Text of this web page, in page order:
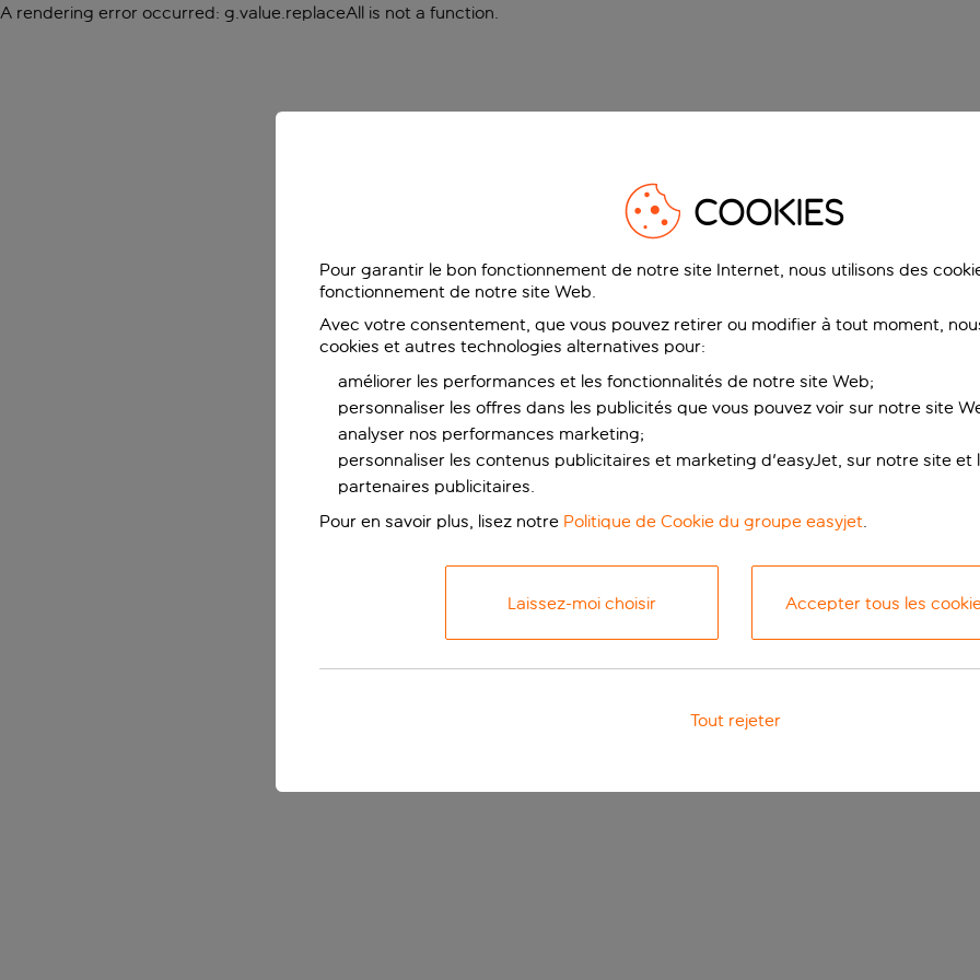
A rendering error occurred: g.value.replaceAll is not a function.
COOKIES
Pour garantir le bon fonctionnement de notre site Internet, nous utilisons des
fonctionnement de notre site Web.
Avec votre consentement, que vous pouvez retirer ou modifier à tout moment,
cookies et autres technologies alternatives pour:
améliorer les performances et les fonctionnalités de notre site Web;
personnaliser les offres dans les publicités que vous pouvez voir sur notre site
analyser nos performances marketing;
personnaliser les contenus publicitaires et marketing d'easyJet, sur notre site et
partenaires publicitaires.
Pour en savoir plus, lisez notre Politique de Cookie du groupe easyjet.
Laissez-moi choisir Accepter tous les
Tout rejeter